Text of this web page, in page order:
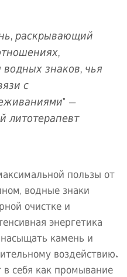
раскрывающий
знаков, чья
с
—
литотерапевт
пользы от
водные знаки
очистке и
энергетика
камень и
воздействию.
себя как промывание